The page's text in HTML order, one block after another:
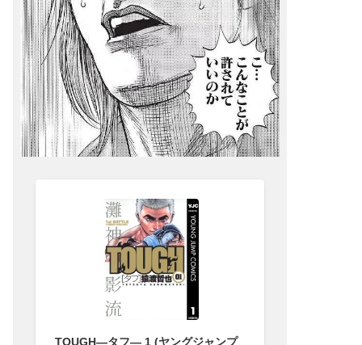
TOUGH―タフ― 1 (ヤングジャンプ